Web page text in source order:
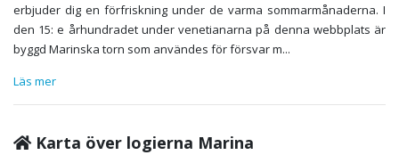
erbjuder dig en förfriskning under de varma sommarmånaderna. I
den 15: e århundradet under venetianarna på denna webbplats är
byggd Marinska torn som användes för försvar m...
Läs mer
Karta över logierna Marina